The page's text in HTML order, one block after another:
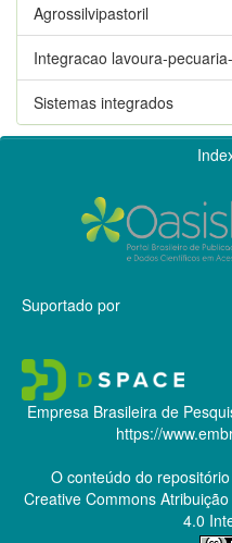
Agrossilvipastoril
Integracao lavoura-
Sistemas integrados
Suportado por
Empresa Brasileira de
https://
O conteúdo do
Creative CommonsAtribuição
4.0